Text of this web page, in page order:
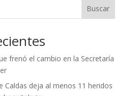
Buscar
frenó el cambio en la Secretaría
Caldas deja al menos 11 heridos